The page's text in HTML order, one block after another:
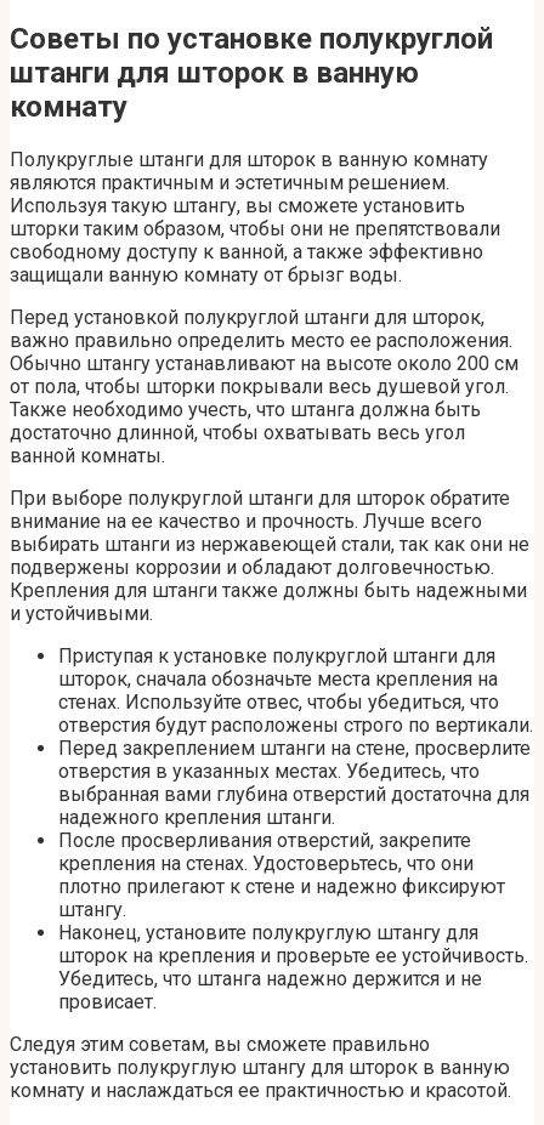
Советы по установке полукруглой
штанги для шторок в ванную
комнату
Полукруглые штанги для шторок в ванную комнату
являются практичным и эстетичным решением.
Используя такую штангу, вы сможете установить
шторки таким образом, чтобы они не препятствовали
свободному доступу к ванной, а также эффективно
защищали ванную комнату от брызг воды.
Перед установкой полукруглой штанги для шторок,
важно правильно определить место ее расположения.
Обычно штангу устанавливают на высоте около 200 см
от пола, чтобы шторки покрывали весь душевой угол.
Также необходимо учесть, что штанга должна быть
достаточно длинной, чтобы охватывать весь угол
ванной комнаты.
При выборе полукруглой штанги для шторок обратите
внимание на ее качество и прочность. Лучше всего
выбирать штанги из нержавеющей стали, так как они не
подвержены коррозии и обладают долговечностью.
Крепления для штанги также должны быть надежными
и устойчивыми.
Приступая к установке полукруглой штанги для
шторок, сначала обозначьте места крепления на
стенах. Используйте отвес, чтобы убедиться, что
отверстия будут расположены строго по вертикали.
Перед закреплением штанги на стене, просверлите
отверстия в указанных местах. Убедитесь, что
выбранная вами глубина отверстий достаточна для
надежного крепления штанги.
После просверливания отверстий, закрепите
крепления на стенах. Удостоверьтесь, что они
плотно прилегают к стене и надежно фиксируют
штангу.
Наконец, установите полукруглую штангу для
шторок на крепления и проверьте ее устойчивость.
Убедитесь, что штанга надежно держится и не
провисает.
Следуя этим советам, вы сможете правильно
установить полукруглую штангу для шторок в ванную
комнату и наслаждаться ее практичностью и красотой.